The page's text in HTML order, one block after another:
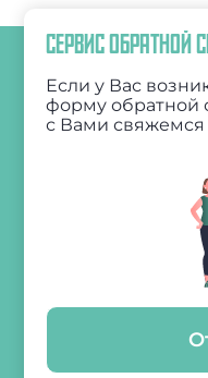
СЕРВИС ОБРАТНОЙ
Если у Вас
форму обратной
с Вами свяжемся